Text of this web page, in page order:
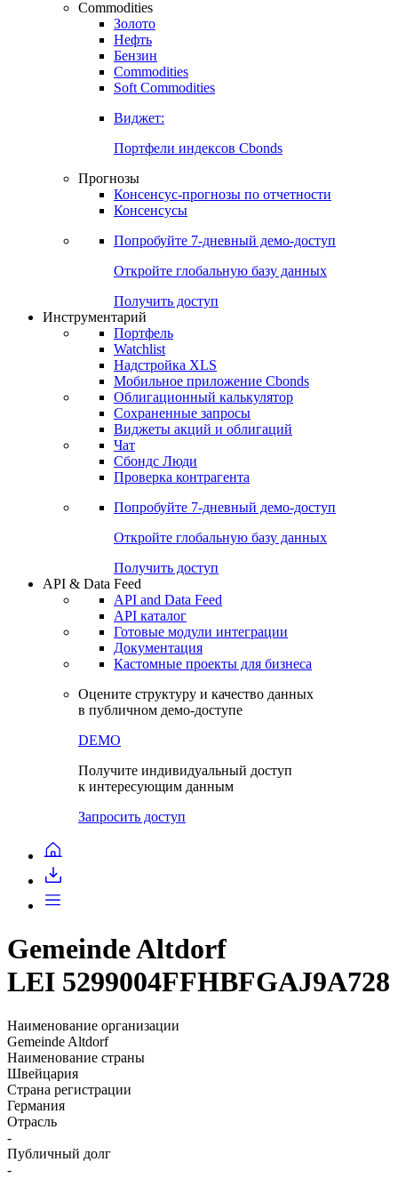
Commodities
Золото
Нефть
Бензин
Commodities
Soft Commodities
Виджет:
Портфели индексов Cbonds
Прогнозы
Консенсус-прогнозы по отчетности
Консенсусы
Попробуйте 7-дневный демо-доступ
Откройте глобальную базу данных
Получить доступ
Инструментарий
Портфель
Watchlist
Надстройка XLS
Мобильное приложение Cbonds
Облигационный калькулятор
Сохраненные запросы
Виджеты акций и облигаций
Чат
Сбондс Люди
Проверка контрагента
Попробуйте 7-дневный демо-доступ
Откройте глобальную базу данных
Получить доступ
API & Data Feed
API and Data Feed
API каталог
Готовые модули интеграции
Документация
Кастомные проекты для бизнеса
Оцените структуру и качество данных
в публичном демо-доступе
DEMO
Получите индивидуальный доступ
к интересующим данным
Запросить доступ
Gemeinde Altdorf
LEI 5299004FFHBFGAJ9A728
Наименование организации
Gemeinde Altdorf
Наименование страны
Швейцария
Страна регистрации
Германия
Отрасль
-
Публичный долг
-